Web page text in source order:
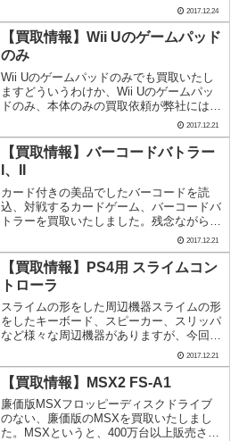
2017.12.24
【買取情報】Wii Uのゲームパッド
のみ
Wii Uのゲームパッドのみでも買取いたし
ますどういうわけか、Wii Uのゲームパッ
ドのみ、本体のみの買取依頼が弊社には多
くあります。本体がディスクを読み取らな
くなってしまったので、ゲームパッドだけ
でも買取してほしい、ゲームパッドの画面
が割...
2017.12.21
【買取情報】バーコードバトラー
I、II
カード付きの美品でしたバーコードを読
込、対戦するカードゲーム、バーコードバ
トラーを買取いたしました。残念ながら本
体の電源が入らない状態でしたが、箱、付
属品のカードが完品でたいへんきれいな状
態でした。発売当時の小学生の間で絶大な
ブームを巻き起...
2017.12.21
【買取情報】PS4用 スライムコン
トローラ
スライムの形をした周辺機器スライムの形
をしたキーボード、スピーカー、スリッパ
など様々な周辺機器がありますが、今回は
PS4で使えるコントローラ型のスライムを
買取いたしました。スライムの造形を崩さ
ないために、底面にぎっしりと詰め込まれ
たボタンで...
2017.12.21
【買取情報】MSX2 FS-A1
廉価版MSXフロッピーディスクドライブ
のない、廉価版のMSXを買取いたしまし
た。MSXというと、400万台以上販売され